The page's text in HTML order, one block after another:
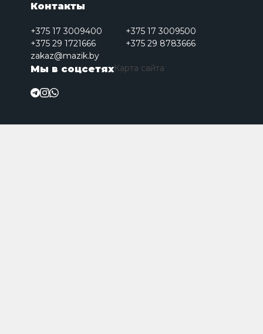
Контакты
+375 17 3009400
+375 17 3009500
+375 29 1721666
+375 29 8783666
zakaz@mazik.by
Мы в соцсетяхКарта сайта